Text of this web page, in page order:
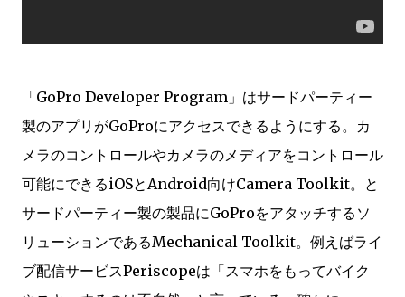
「GoPro Developer Program」はサードパーティー
製のアプリがGoProにアクセスできるようにする。カ
メラのコントロールやカメラのメディアをコントロール
可能にできるiOSとAndroid向けCamera Toolkit。と
サードパーティー製の製品にGoProをアタッチするソ
リューションであるMechanical Toolkit。例えばライ
ブ配信サービスPeriscopeは「スマホをもってバイク